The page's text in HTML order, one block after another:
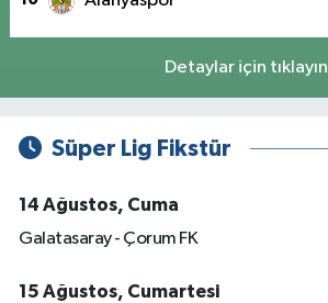
Detaylar için tıklayın
Süper Lig Fikstür
14 Ağustos, Cuma
Galatasaray - Çorum FK
15 Ağustos, Cumartesi